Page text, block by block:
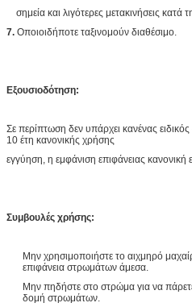
σημεία και λιγότερες μετακινήσεις κατά
7. Οποιοιδήποτε ταξινομούν διαθέσιμο.
Εξουσιοδότηση:
Σε περίπτωση δεν υπάρχει κανένας
10 έτη κανονικής χρήσης
εγγύηση, η εμφάνιση επιφάνειας
Συμβουλές χρήσης:
Μην χρησιμοποιήστε το αιχμηρό
επιφάνεια στρωμάτων άμεσα.
Μην πηδήστε στο στρώμα για να
δομή στρωμάτων.